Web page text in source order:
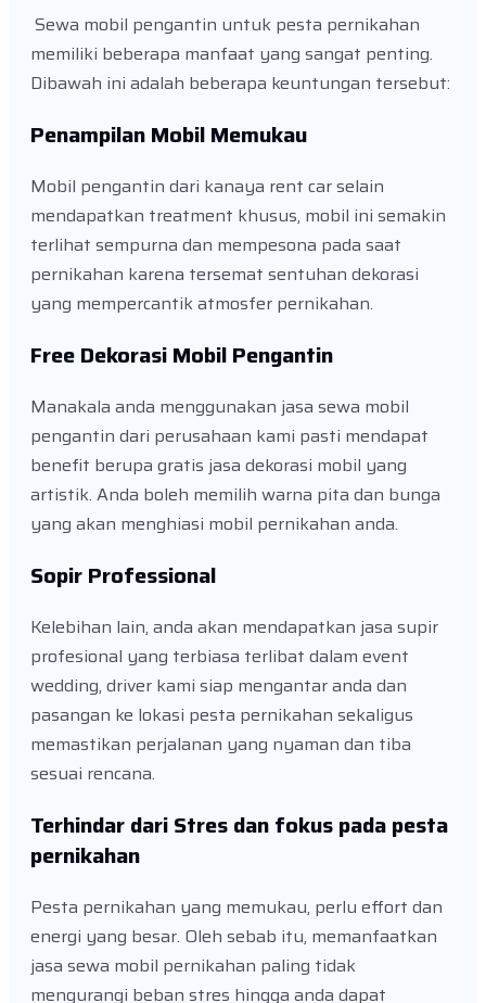
Sewa mobil pengantin untuk pesta pernikahan
memiliki beberapa manfaat yang sangat penting.
Dibawah ini adalah beberapa keuntungan tersebut:
Penampilan Mobil Memukau
Mobil pengantin dari kanaya rent car selain
mendapatkan treatment khusus, mobil ini semakin
terlihat sempurna dan mempesona pada saat
pernikahan karena tersemat sentuhan dekorasi
yang mempercantik atmosfer pernikahan.
Free Dekorasi Mobil Pengantin
Manakala anda menggunakan jasa sewa mobil
pengantin dari perusahaan kami pasti mendapat
benefit berupa gratis jasa dekorasi mobil yang
artistik. Anda boleh memilih warna pita dan bunga
yang akan menghiasi mobil pernikahan anda.
Sopir Professional
Kelebihan lain, anda akan mendapatkan jasa supir
profesional yang terbiasa terlibat dalam event
wedding, driver kami siap mengantar anda dan
pasangan ke lokasi pesta pernikahan sekaligus
memastikan perjalanan yang nyaman dan tiba
sesuai rencana.
Terhindar dari Stres dan fokus pada pesta
pernikahan
Pesta pernikahan yang memukau, perlu effort dan
energi yang besar. Oleh sebab itu, memanfaatkan
jasa sewa mobil pernikahan paling tidak
mengurangi beban stres hingga anda dapat